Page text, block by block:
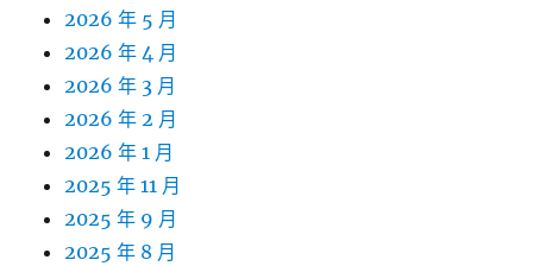
2026 年 5 月
2026 年 4 月
2026 年 3 月
2026 年 2 月
2026 年 1 月
2025 年 11 月
2025 年 9 月
2025 年 8 月